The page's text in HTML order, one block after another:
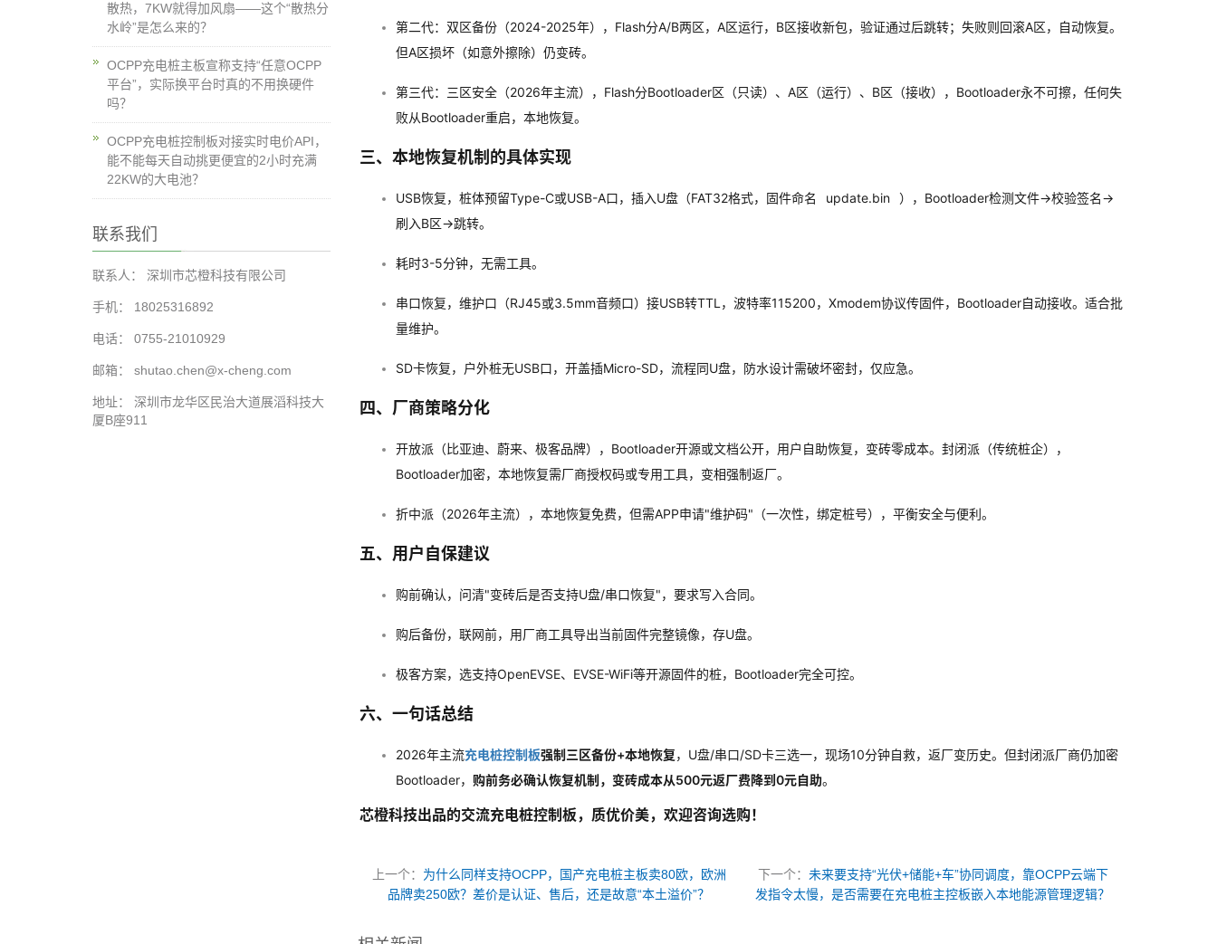
第二代：双区备份（2024-2025年），Flash分A/B两区，A区运行，B区接收新包，验证通过后跳转；失败则回滚A区，自动恢复。
但A区损坏（如意外擦除）仍变砖。
第三代：三区安全（2026年主流），Flash分Bootloader区（只读）、A区（运行）、B区（接收），Bootloader永不可擦，任何失
败从Bootloader重启，本地恢复。
三、本地恢复机制的具体实现
USB恢复，桩体预留Type-C或USB-A口，插入U盘（FAT32格式，固件命名 update.bin
），Bootloader检测文件→校验签名→
刷入B区→跳转。
耗时3-5分钟，无需工具。
串口恢复，维护口（RJ45或3.5mm音频口）接USB转TTL，波特率115200，Xmodem协议传固件，Bootloader自动接收。适合批
量维护。
SD卡恢复，户外桩无USB口，开盖插Micro-SD，流程同U盘，防水设计需破坏密封，仅应急。
四、厂商策略分化
开放派（比亚迪、蔚来、极客品牌），Bootloader开源或文档公开，用户自助恢复，变砖零成本。封闭派（传统桩企），
Bootloader加密，本地恢复需厂商授权码或专用工具，变相强制返厂。
折中派（2026年主流），本地恢复免费，但需APP申请"维护码"（一次性，绑定桩号），平衡安全与便利。
五、用户自保建议
购前确认，问清"变砖后是否支持U盘/串口恢复"，要求写入合同。
购后备份，联网前，用厂商工具导出当前固件完整镜像，存U盘。
极客方案，选支持OpenEVSE、EVSE-WiFi等开源固件的桩，Bootloader完全可控。
六、一句话总结
2026年主流充电桩控制板强制三区备份+本地恢复，U盘/串口/SD卡三选一，现场10分钟自救，返厂变历史。但封闭派厂商仍加密
Bootloader， 购前务必确认恢复机制，变砖成本从500元返厂费降到0元自助。
芯橙科技出品的交流充电桩控制板，质优价美，欢迎咨询选购！
上一个： 为什么同样支持OCPP，国产充电桩主板卖80欧，欧洲
品牌卖250欧？差价是认证、售后，还是故意“本土溢价”？
下一个： 未来要支持“光伏+储能+车”协同调度，靠OCPP云端下
发指令太慢，是否需要在充电桩主控板嵌入本地能源管理逻辑？
散热，7KW就得加风扇——这个“散热分
水岭”是怎么来的？
OCPP充电桩主板宣称支持“任意OCPP
平台”，实际换平台时真的不用换硬件
吗？
OCPP充电桩控制板对接实时电价API，
能不能每天自动挑更便宜的2小时充满
22KW的大电池？
联系我们
联系人： 深圳市芯橙科技有限公司
手机： 18025316892
电话： 0755-21010929
邮箱： shutao.chen@x-cheng.com
地址： 深圳市龙华区民治大道展滔科技大
厦B座911